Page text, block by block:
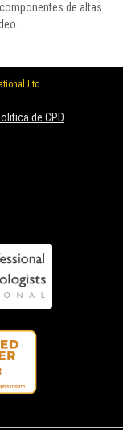
de altas
Ltd
de CPD